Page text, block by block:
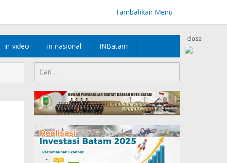
Tambahkan Menu
in-video in-nasional INBatam
close
untuk: